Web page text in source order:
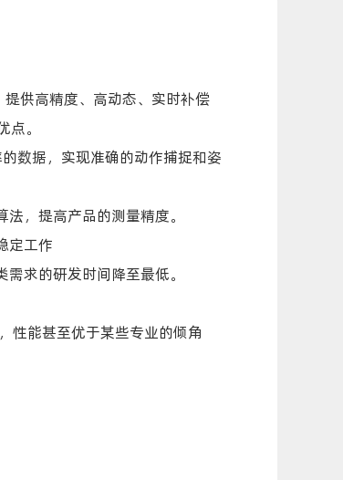
供高精度、高动态、实时补偿
。
数据，实现准确的动作捕捉和姿
，提高产品的测量精度。
定工作
求的研发时间降至最低。
性能甚至优于某些专业的倾角